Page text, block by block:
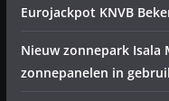
Eurojackpot KNVB
Nieuw zonnepark Isala
zonnepanelen in